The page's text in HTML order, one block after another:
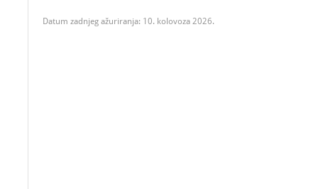
Datum zadnjeg ažuriranja: 10. kolovoza 2026.